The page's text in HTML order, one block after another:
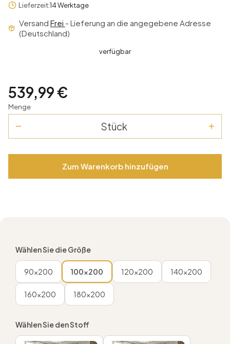
Lieferzeit:14 Werktage
Versand Frei - Lieferung an die angegebene Adresse
(Deutschland)
verfügbar
Preis
539,99 €
Menge
Stück
Zum Warenkorb hinzufügen
Wählen Sie die Größe
90x200 100x200 120x200 140x200
160x200 180x200
Wählen Sie den Stoff